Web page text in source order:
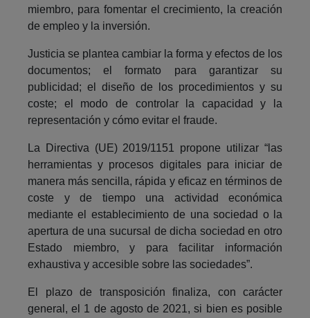
miembro, para fomentar el crecimiento, la creación
de empleo y la inversión.
Justicia se plantea cambiar la forma y efectos de los
documentos; el formato para garantizar su
publicidad; el diseño de los procedimientos y su
coste; el modo de controlar la capacidad y la
representación y cómo evitar el fraude.
La Directiva (UE) 2019/1151 propone utilizar “las
herramientas y procesos digitales para iniciar de
manera más sencilla, rápida y eficaz en términos de
coste y de tiempo una actividad económica
mediante el establecimiento de una sociedad o la
apertura de una sucursal de dicha sociedad en otro
Estado miembro, y para facilitar información
exhaustiva y accesible sobre las sociedades”.
El plazo de transposición finaliza, con carácter
general, el 1 de agosto de 2021, si bien es posible